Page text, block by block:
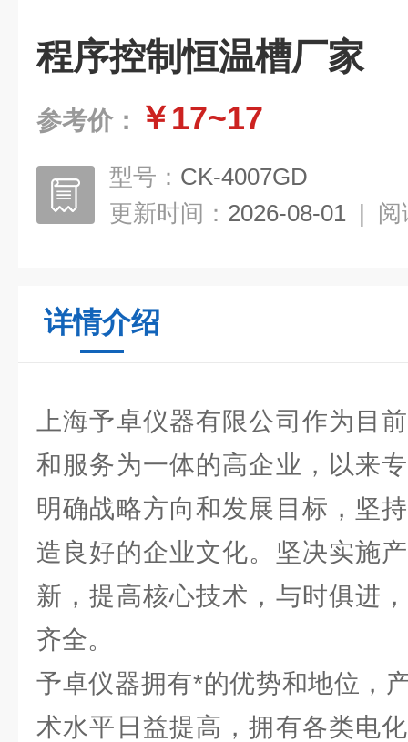
程序控制恒温槽厂家
参考价： ￥17~17
型号： CK-4007GD
更新时间： 2026-08-01 | 阅
详情介绍
上海予卓仪器有限公司作为目
和服务为一体的高企业，以来
明确战略方向和发展目标，坚
造良好的企业文化。坚决实施
新，提高核心技术，与时俱进
齐全。
予卓仪器拥有*的优势和地位，
术水平日益提高，拥有各类电